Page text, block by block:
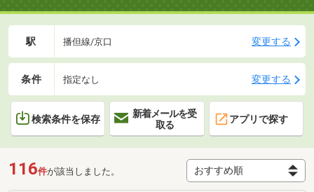
駅 播但線/京口 変更する
条件 指定なし 変更する
検索条件を保存
新着メールを受
取る
アプリで探す
116件が該当しました。